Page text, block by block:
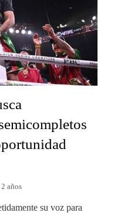
años
su voz para